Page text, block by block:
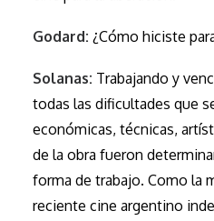
Godard: ¿Cómo hiciste
Solanas: Trabajando y
todas las dificultades que
económicas, técnicas,
de la obra fueron
forma de trabajo. Como la
reciente cine argentino